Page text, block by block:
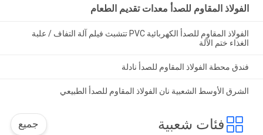
الفولاذ المقاوم للصدأ معدات تقديم الطعام
الفولاذ المقاوم للصدأ الكهربائية PVC تتشبث فيلم آلة التفاف / علبة
الغذاء ختم الآلة
فندق محطة الفولاذ المقاوم للصدأ نادلة
الشرق الأوسط الشعبية نان الفولاذ المقاوم للصدأ الطبيعي
فئات شعبية جميع